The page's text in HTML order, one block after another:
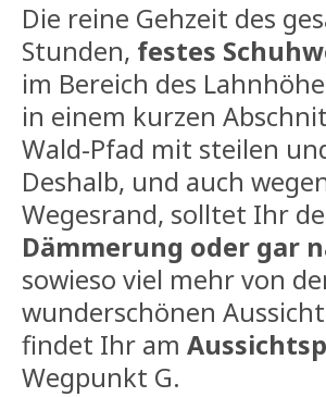
Die reine Gehzeit des
Stunden, festes
im Bereich des
in einem kurzen
Wald-Pfad mit steilen
Deshalb, und auch
Wegesrand, solltet Ihr
Dämmerung oder gar
sowieso viel mehr von
wunderschönen
findet Ihr am
Wegpunkt G.